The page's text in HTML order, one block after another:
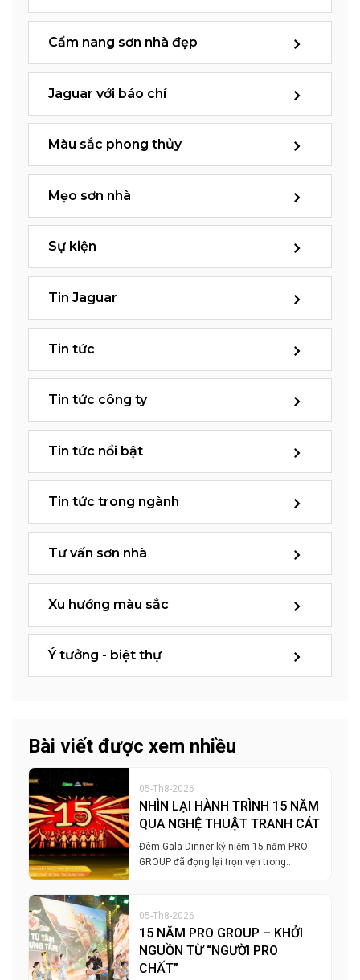
Cẩm nang sơn nhà đẹp
Jaguar với báo chí
Màu sắc phong thủy
Mẹo sơn nhà
Sự kiện
Tin Jaguar
Tin tức
Tin tức công ty
Tin tức nổi bật
Tin tức trong ngành
Tư vấn sơn nhà
Xu hướng màu sắc
Ý tưởng - biệt thự
Bài viết được xem nhiều
05-Th8-2026
NHÌN LẠI HÀNH TRÌNH 15 NĂM
QUA NGHỆ THUẬT TRANH CÁT
Đêm Gala Dinner kỷ niệm 15 năm PRO
GROUP đã đọng lại trọn vẹn trong…
05-Th8-2026
15 NĂM PRO GROUP – KHỞI
NGUỒN TỪ “NGƯỜI PRO
CHẤT”